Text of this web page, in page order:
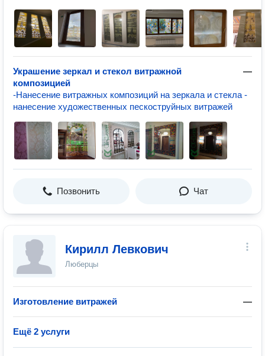
Украшение зеркал и стекол витражной
композицией
—
-Нанесение витражных композиций на зеркала и стекла -
нанесение художественных пескоструйных витражей
Позвонить Чат
Кирилл Левкович
Люберцы
Изготовление витражей —
Ещё 2 услуги